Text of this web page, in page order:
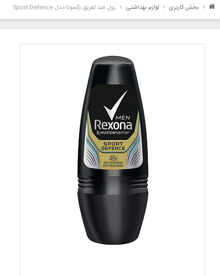
بخش کاربری لوازم بهداشتی رول ضد تعریق رکسونا مدل Sport Defence